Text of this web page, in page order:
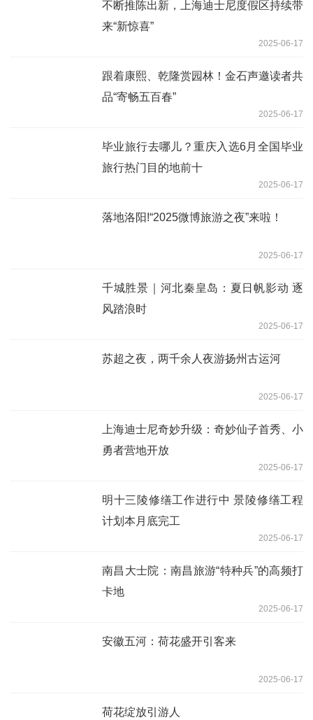
不断推陈出新，上海迪士尼度假区持续带
来“新惊喜”
2025-06-17
跟着康熙、乾隆赏园林！金石声邀读者共
品“寄畅五百春”
2025-06-17
毕业旅行去哪儿？重庆入选6月全国毕业
旅行热门目的地前十
2025-06-17
落地洛阳!“2025微博旅游之夜”来啦！
2025-06-17
千城胜景｜河北秦皇岛：夏日帆影动 逐
风踏浪时
2025-06-17
苏超之夜，两千余人夜游扬州古运河
2025-06-17
上海迪士尼奇妙升级：奇妙仙子首秀、小
勇者营地开放
2025-06-17
明十三陵修缮工作进行中 景陵修缮工程
计划本月底完工
2025-06-17
南昌大士院：南昌旅游“特种兵”的高频打
卡地
2025-06-17
安徽五河：荷花盛开引客来
2025-06-17
荷花绽放引游人